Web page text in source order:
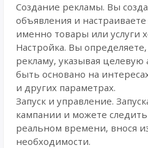
Создание рекламы. Вы
объявления и
именно товары или услуги
Настройка. Вы
рекламу, указывая
быть основано на
и других параметрах.
Запуск и управление.
кампании и можете
реальном времени, внося
необходимости.